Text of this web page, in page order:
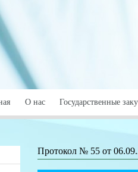
О нас Государственные
Протокол № 55 от